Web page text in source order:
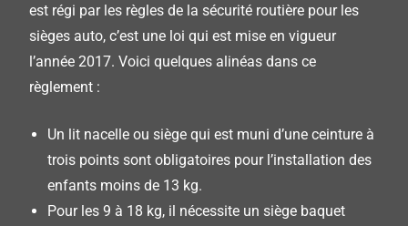
est régi par les règles de la sécurité routière pour les
sièges auto, c’est une loi qui est mise en vigueur
l’année 2017. Voici quelques alinéas dans ce
règlement :
Un lit nacelle ou siège qui est muni d’une ceinture à
trois points sont obligatoires pour l’installation des
enfants moins de 13 kg.
Pourles 9 à 18 kg, il nécessite un siège baquet